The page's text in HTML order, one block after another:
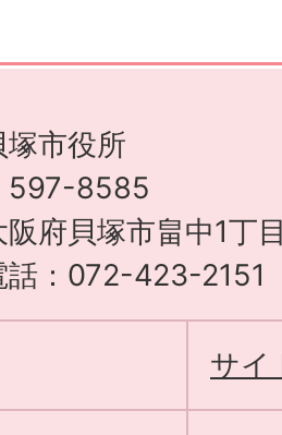
塚市役所
597-8585
阪府貝塚市畠中1丁
話：072-423-2151
サイ